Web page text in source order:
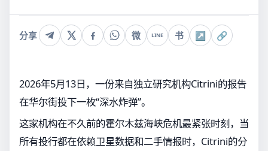
分享 微 LINE 书 ↗ 🔗
2026年5月13日，一份来自独立研究机构Citrini的报告
在华尔街投下一枚“深水炸弹”。
这家机构在不久前的霍尔木兹海峡危机最紧张时刻，当
所有投行都在依赖卫星数据和二手情报时，Citrini的分